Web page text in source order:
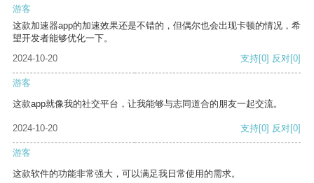
游客
这款加速器app的加速效果还是不错的，但偶尔也会出现卡顿的情况，希
望开发者能够优化一下。
2024-10-20
支持[0] 反对[0]
游客
这款app就像我的社交平台，让我能够与志同道合的朋友一起交流。
2024-10-20 支持[0] 反对[0]
游客
这款软件的功能非常强大，可以满足我日常使用的需求。